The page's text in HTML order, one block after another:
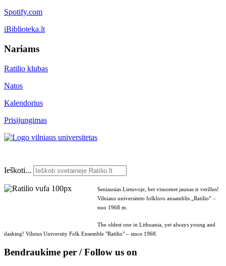
Spotify.com
iBiblioteka.lt
Nariams
Ratilio klubas
Natos
Kalendorius
Prisijungimas
Ieškoti...
Seniausias Lietuvoje, bet visuomet jaunas ir veržlus!
Vilniaus universiteto folkloro ansamblis „Ratilio“ –
nuo 1968 m.
The oldest one in Lithuania, yet always young and
dashing! Vilnius University Folk Ensemble "Ratilio" – since 1968.
Bendraukime per / Follow us on